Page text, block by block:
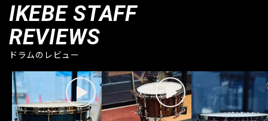
IKEBE STAFF
REVIEWS
ドラムのレビュー